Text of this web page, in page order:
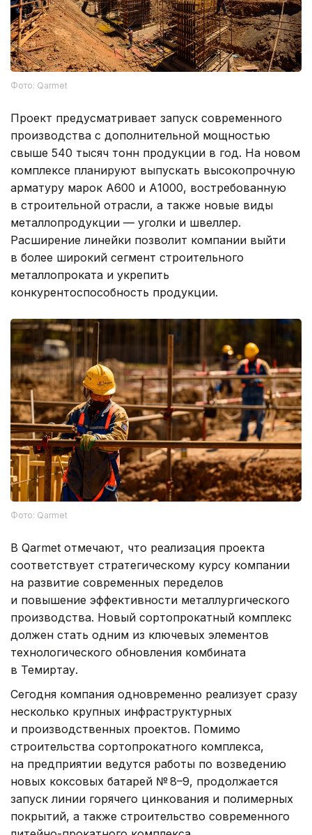
Фото: Qarmet
Проект предусматривает запуск современного
производства с дополнительной мощностью
свыше 540 тысяч тонн продукции в год. На новом
комплексе планируют выпускать высокопрочную
арматуру марок А600 и А1000, востребованную
в строительной отрасли, а также новые виды
металлопродукции — уголки и швеллер.
Расширение линейки позволит компании выйти
в более широкий сегмент строительного
металлопроката и укрепить
конкурентоспособность продукции.
Фото: Qarmet
В Qarmet отмечают, что реализация проекта
соответствует стратегическому курсу компании
на развитие современных переделов
и повышение эффективности металлургического
производства. Новый сортопрокатный комплекс
должен стать одним из ключевых элементов
технологического обновления комбината
в Темиртау.
Сегодня компания одновременно реализует сразу
несколько крупных инфраструктурных
и производственных проектов. Помимо
строительства сортопрокатного комплекса,
на предприятии ведутся работы по возведению
новых коксовых батарей № 8–9, продолжается
запуск линии горячего цинкования и полимерных
покрытий, а также строительство современного